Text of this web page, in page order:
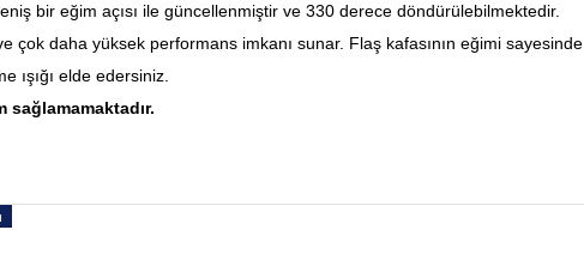
bir eğim açısı ile güncellenmiştir ve 330 derece döndürülebilmektedir.
çok daha yüksek performans imkanı sunar. Flaş kafasının eğimi sayesinde
ışığı elde edersiniz.
sağlamamaktadır.